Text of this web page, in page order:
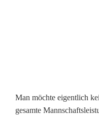
Man möchte eigentlich
gesamte